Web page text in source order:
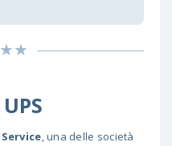
, una delle società